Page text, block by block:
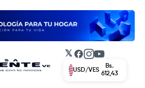
𝕏 Facebook
Instagram
YouTube
USD/VES
Bs.
612,43